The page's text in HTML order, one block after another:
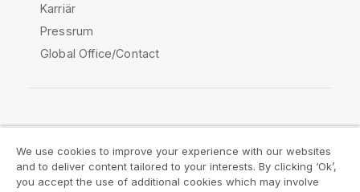
Karriär
Pressrum
Global Office/Contact
Juridiska avtal Produktvillkor
We use cookies to improve your experience with our websites
and to deliver content tailored to your interests. By clicking ‘Ok’,
you accept the use of additional cookies which may involve